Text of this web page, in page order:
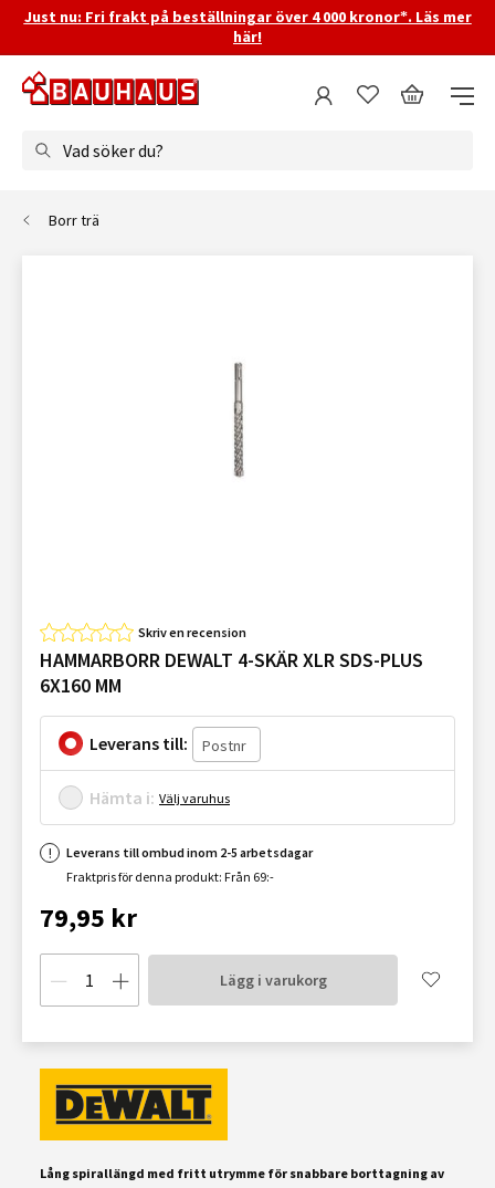
Just nu: Fri frakt på beställningar över 4 000 kronor*. Läs mer
här!
Vad söker du?
Borr trä
Skriv en recension
HAMMARBORR DEWALT 4-SKÄR XLR SDS-PLUS
6X160 MM
Leverans till:
Hämta i: Välj varuhus
Leverans till ombud inom 2-5 arbetsdagar
Fraktpris för denna produkt: Från 69:-
79,95 kr
Lägg i varukorg
Lång spirallängd med fritt utrymme för snabbare borttagning av